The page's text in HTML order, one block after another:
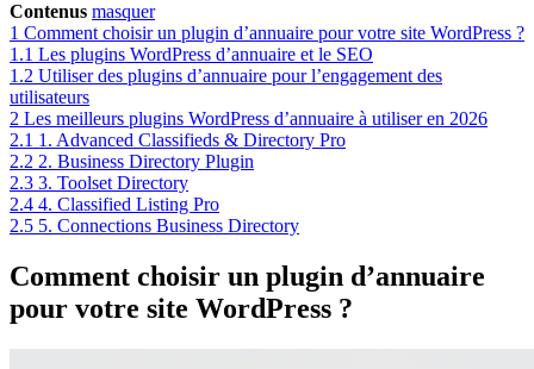
Contenus masquer
1 Comment choisir un plugin d’annuaire pour votre site WordPress ?
1.1 Les plugins WordPress d’annuaire et le SEO
1.2 Utiliser des plugins d’annuaire pour l’engagement des
utilisateurs
2 Les meilleurs plugins WordPress d’annuaire à utiliser en 2026
2.1 1. Advanced Classifieds & Directory Pro
2.2 2. Business Directory Plugin
2.3 3. Toolset Directory
2.4 4. Classified Listing Pro
2.5 5. Connections Business Directory
Comment choisir un plugin d’annuaire
pour votre site WordPress ?